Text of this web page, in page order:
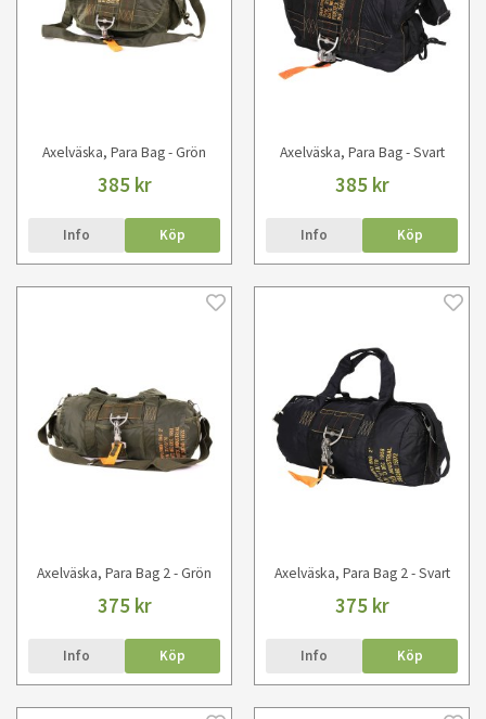
Axelväska, Para Bag - Grön
385 kr
Info Köp
Axelväska, Para Bag - Svart
385 kr
Info Köp
Axelväska, Para Bag 2 - Grön
375 kr
Info Köp
Axelväska, Para Bag 2 - Svart
375 kr
Info Köp